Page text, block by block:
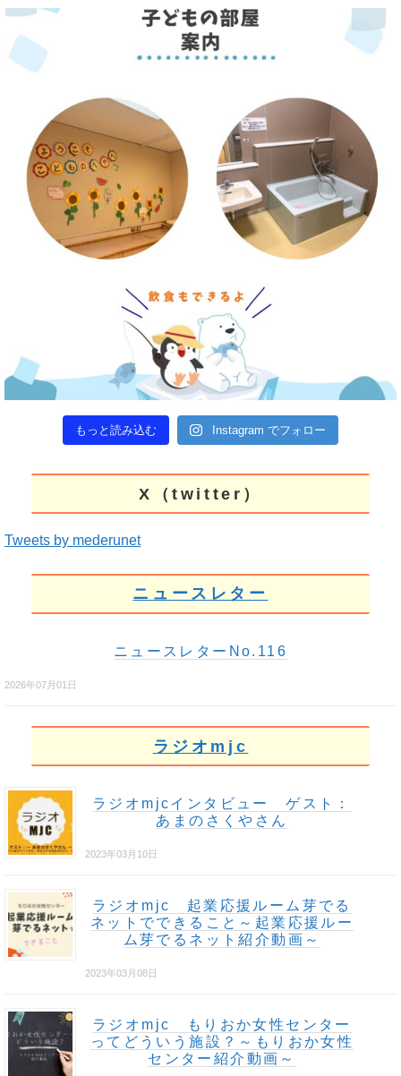
もっと読み込む Instagram でフォロー
X（twitter）
Tweets by mederunet
ニュースレター
ニュースレターNo.116
2026年07月01日
ラジオmjc
ラジオmjcインタビュー ゲスト：
あまのさくやさん
2023年03月10日
ラジオmjc 起業応援ルーム芽でる
ネットでできること～起業応援ルー
ム芽でるネット紹介動画～
2023年03月08日
ラジオmjc もりおか女性センター
ってどういう施設？～もりおか女性
センター紹介動画～